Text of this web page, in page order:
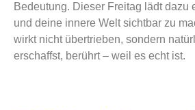
Bedeutung. Dieser Freitag lädt dazu
und deine innere Welt sichtbar zu
wirkt nicht übertrieben, sondern
erschaffst, berührt – weil es echt ist.